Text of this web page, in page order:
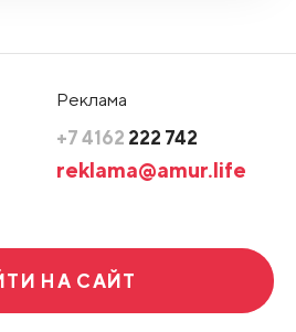
Реклама
+7 4162 222 742
reklama@amur.life
НА САЙТ